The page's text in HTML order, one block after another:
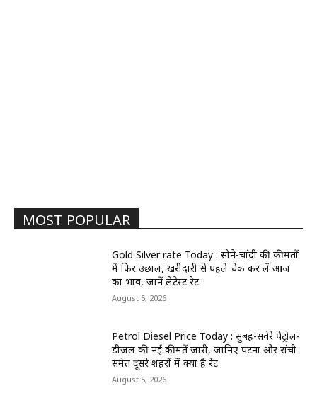
MOST POPULAR
Gold Silver rate Today : सोने-चांदी की कीमतों
में फिर उछाल, खरीदारी से पहले चेक कर लें आज
का भाव, जानें लेटेस्ट रेट
August 5, 2026
Petrol Diesel Price Today : सुबह-सवेरे पेट्रोल-
डीजल की नई कीमतें जारी, जानिए पटना और रांची
समेत दूसरे शहरों में क्या है रेट
August 5, 2026